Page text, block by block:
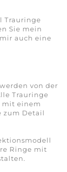
Trauringe
Sie mein
auch eine
von der
Trauringe
mit einem
zum Detail
Ringe mit